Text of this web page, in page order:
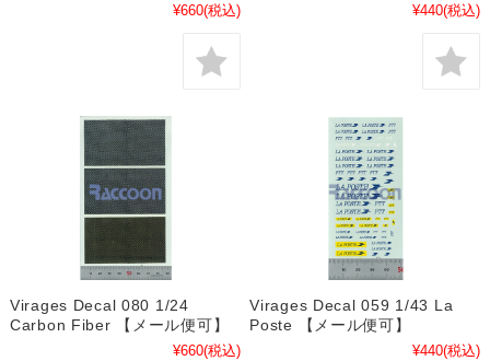
¥660(税込) ¥440(税込)
Virages Decal 080 1/24
Carbon Fiber 【メール便可】
¥660(税込)
Virages Decal 059 1/43 La
Poste 【メール便可】
¥440(税込)